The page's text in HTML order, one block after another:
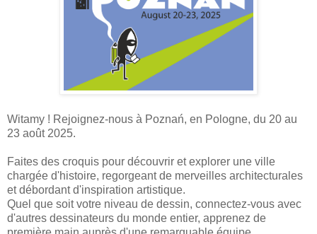
Witamy ! Rejoignez-nous à Poznań, en Pologne, du 20 au
23 août 2025.
Faites des croquis pour découvrir et explorer une ville
chargée d'histoire, regorgeant de merveilles architecturales
et débordant d'inspiration artistique.
Quel que soit votre niveau de dessin, connectez-vous avec
d'autres dessinateurs du monde entier, apprenez de